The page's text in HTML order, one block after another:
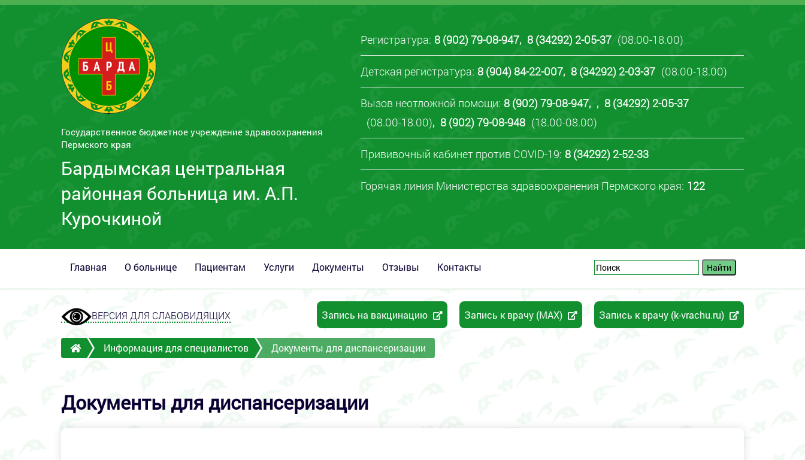
Государственное бюджетное учреждение здравоохранения
Пермского края
Бардымская центральная
районная больница им. А.П.
Курочкиной
Регистратура: 8 (902) 79-08-947, 8 (34292) 2-05-37 (08.00-18.00)
Детская регистратура: 8 (904) 84-22-007, 8 (34292) 2-03-37 (08.00-18.00)
Вызов неотложной помощи: 8 (902) 79-08-947, , 8 (34292) 2-05-37
(08.00-18.00), 8 (902) 79-08-948 (18.00-08.00)
Прививочный кабинет против COVID-19: 8 (34292) 2-52-33
Горячая линия Министерства здравоохранения Пермского края: 122
Главная О больнице Пациентам Услуги Документы Отзывы Контакты
ВЕРСИЯ ДЛЯ СЛАБОВИДЯЩИХ Запись к врачу (k-vrachu.ru)
Запись к врачу (MAX)
Запись на вакцинацию
Информация для специалистов Документы для диспансеризации
Документы для диспансеризации